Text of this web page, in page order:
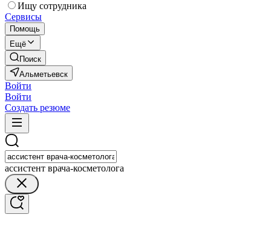
Ищу сотрудника
Сервисы
Помощь
Ещё
Поиск
Альметьевск
Войти
Войти
Создать резюме
ассистент врача-косметолога